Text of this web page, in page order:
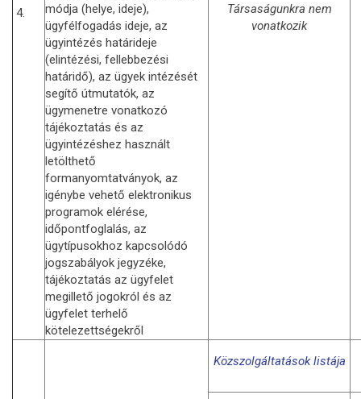
4.
módja (helye, ideje),
ügyfélfogadás ideje, az
ügyintézés határideje
(elintézési, fellebbezési
határidő), az ügyek intézését
segítő útmutatók, az
ügymenetre vonatkozó
tájékoztatás és az
ügyintézéshez használt
letölthető
formanyomtatványok, az
igénybe vehető elektronikus
programok elérése,
időpontfoglalás, az
ügytípusokhoz kapcsolódó
jogszabályok jegyzéke,
tájékoztatás az ügyfelet
megillető jogokról és az
ügyfelet terhelő
kötelezettségekről
Társaságunkra nem
vonatkozik
Közszolgáltatások listája